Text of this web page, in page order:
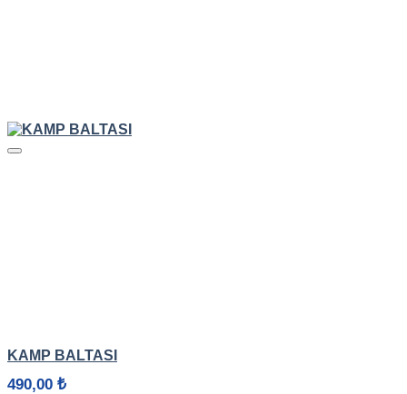
KAMP BALTASI
490,00 ₺